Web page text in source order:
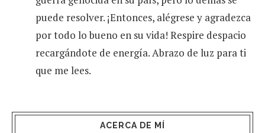
puede resolver. ¡Entonces, alégrese y agradezca
por todo lo bueno en su vida! Respire despacio
recargándote de energía. Abrazo de luz para ti
que me lees.
ACERCA DE MÍ